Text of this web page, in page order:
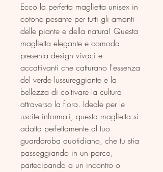
Ecco la perfetta maglietta unisex in
cotone pesante per tutti gli amanti
delle piante e della natura! Questa
maglietta elegante e comoda
presenta design vivaci e
accattivanti che catturano l'essenza
del verde lussureggiante e la
bellezza di coltivare la cultura
attraverso la flora. Ideale per le
uscite informali, questa maglietta si
adatta perfettamente al tuo
guardaroba quotidiano, che tu stia
passeggiando in un parco,
partecipando a un incontro o